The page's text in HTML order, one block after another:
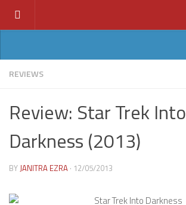
News
Reviews
Year
2011
Batman v Superman
Fantastic Four
REVIEWS
Review: Star Trek Into
Darkness (2013)
BYJANITRA EZRA · 12/05/2013